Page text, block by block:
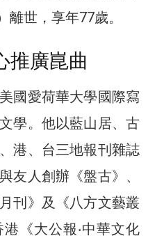
世，享年77歲。
推廣崑曲
國愛荷華大學國際寫
學。他以藍山居、古
港、台三地報刊雜誌
友人創辦《盤古》、
刊》及《八方文藝叢
《大公報‧中華文化